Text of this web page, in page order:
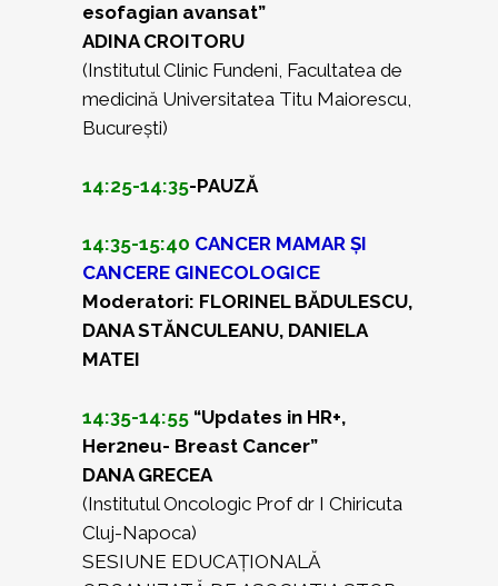
esofagian avansat”
ADINA CROITORU
(Institutul Clinic Fundeni, Facultatea de
medicină Universitatea Titu Maiorescu,
București)
14:25-14:35-PAUZĂ
14:35-15:40 CANCER MAMAR ȘI
CANCERE GINECOLOGICE
Moderatori: FLORINEL BĂDULESCU,
DANA STĂNCULEANU, DANIELA
MATEI
14:35-14:55 “Updates in HR+,
Her2neu- Breast Cancer”
DANA GRECEA
(Institutul Oncologic Prof dr I Chiricuta
Cluj-Napoca)
SESIUNE EDUCAȚIONALĂ